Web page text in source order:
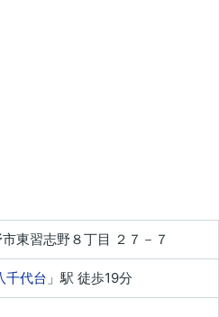
東習志野８丁目 ２７－７
千代台 」駅 徒歩19分